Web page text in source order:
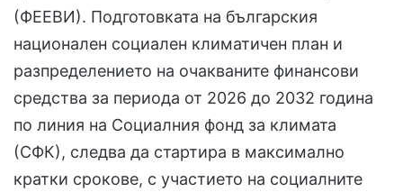
(ФЕЕВИ). Подготовката на българския
национален социален климатичен план и
разпределението на очакваните финансови
средства за периода от 2026 до 2032 година
по линия на Социалния фонд за климата
(СФК), следва да стартира в максимално
кратки срокове, с участието на социалните